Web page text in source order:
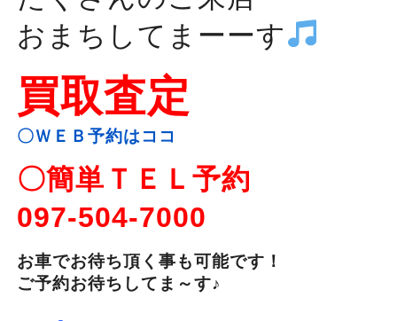
おまちしてまーーす
買取査定
〇ＷＥＢ予約はココ
〇簡単ＴＥＬ予約
097-504-7000
お車でお待ち頂く事も可能です！
ご予約お待ちしてま～す♪